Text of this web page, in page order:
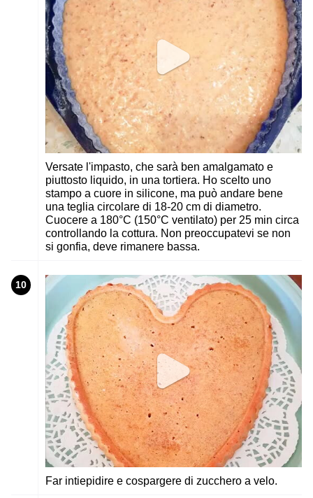
Versate l'impasto, che sarà ben amalgamato e
piuttosto liquido, in una tortiera. Ho scelto uno
stampo a cuore in silicone, ma può andare bene
una teglia circolare di 18-20 cm di diametro.
Cuocere a 180°C (150°C ventilato) per 25 min circa
controllando la cottura. Non preoccupatevi se non
si gonfia, deve rimanere bassa.
10
Far intiepidire e cospargere di zucchero a velo.